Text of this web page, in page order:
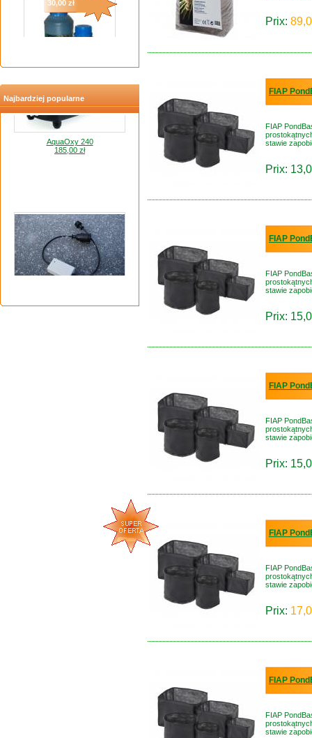
Najbardziej popularne
AquaOxy 240
185,00 zł
Prix:
FIAP
FIAP
stawie
Prix:
FIAP
FIAP
stawie
Prix:
FIAP
FIAP
stawie
Prix:
FIAP
FIAP
stawie
Prix:
FIAP
FIAP
stawie